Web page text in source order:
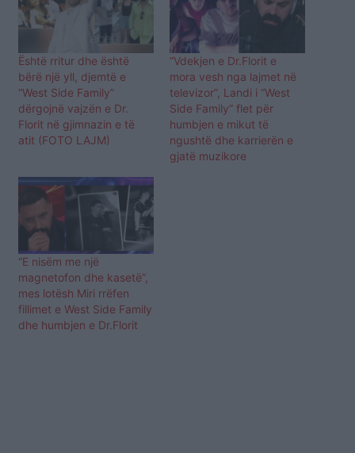
Është rritur dhe është
bërë një yll, djemtë e
“West Side Family”
dërgojnë vajzën e Dr.
Florit në gjimnazin e të
atit (FOTO LAJM)
“Vdekjen e Dr.Florit e
mora vesh nga lajmet në
televizor”, Landi i “West
Side Family” flet për
humbjen e mikut të
ngushtë dhe karrierën e
gjatë muzikore
“E nisëm me një
magnetofon dhe kasetë”,
mes lotësh Miri rrëfen
fillimet e West Side Family
dhe humbjen e Dr.Florit